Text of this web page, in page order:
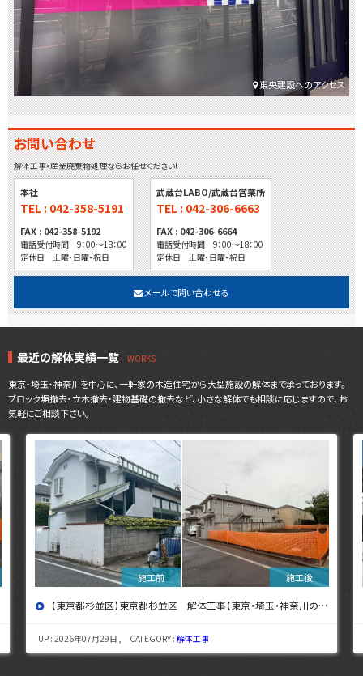
東央建設へのアクセス
お問い合わせ
解体工事・産業廃棄物処理ならお任せください!
本社
TEL : 042-358-5191
FAX : 042-358-5192
電話受付時間 9：00～18：00
定休日 土曜・日曜・祝日
武蔵台LABO/武蔵台営業所
TEL : 042-306-6663
FAX : 042-306-6664
電話受付時間 9：00～18：00
定休日 土曜・日曜・祝日
メールで問い合わせる
最近の解体実績一覧
東京・埼玉・神奈川を中心に、一軒家の木造住宅から大型施設の解体まで承っております。
ブロック塀撤去・立木撤去・建物基礎の撤去など、小さな解体でも相談に応じますので、お
気軽にご相談下さい。
【東京都小金井市】東京都小金井市 解体工事 【東京・埼玉・神奈川の解体工事なら東央建設へ】
UP : 2026年07月27日 , CATEGORY :解体工事